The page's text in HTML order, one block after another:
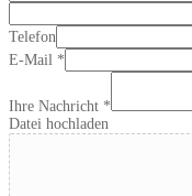
Telefon
E-Mail *
Ihre Nachricht *
Datei hochladen